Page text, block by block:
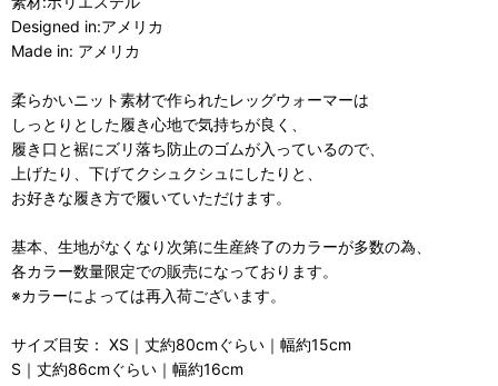
Designed in:アメリカ
Made in: アメリカ
柔らかいニット素材で作られたレッグウォーマーは
しっとりとした履き心地で気持ちが良く、
履き口と裾にズリ落ち防止のゴムが入っているので、
上げたり、下げてクシュクシュにしたりと、
お好きな履き方で履いていただけます。
基本、生地がなくなり次第に生産終了のカラーが多数の為、
各カラー数量限定での販売になっております。
※カラーによっては再入荷ございます。
サイズ目安： XS｜丈約80cmぐらい｜幅約15cm
S｜丈約86cmぐらい｜幅約16cm